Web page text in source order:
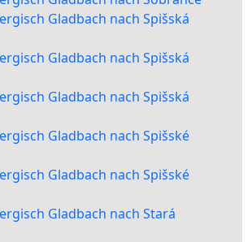
Gladbach nach Spišská
Gladbach nach Spišská
Gladbach nach Spišská
Gladbach nach Spišské
Gladbach nach Spišské
Gladbach nach Stará